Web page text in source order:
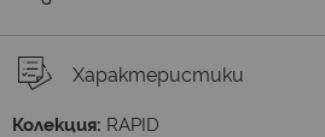
Характеристики
Колекция: RAPID